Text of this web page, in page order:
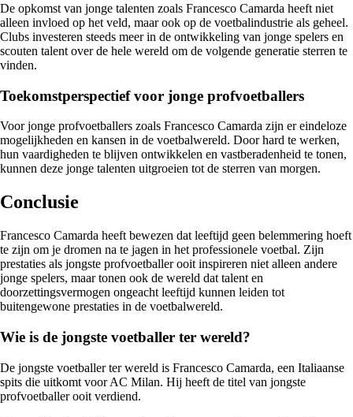
De opkomst van jonge talenten zoals Francesco Camarda heeft niet
alleen invloed op het veld, maar ook op de voetbalindustrie als geheel.
Clubs investeren steeds meer in de ontwikkeling van jonge spelers en
scouten talent over de hele wereld om de volgende generatie sterren te
vinden.
Toekomstperspectief voor jonge profvoetballers
Voor jonge profvoetballers zoals Francesco Camarda zijn er eindeloze
mogelijkheden en kansen in de voetbalwereld. Door hard te werken,
hun vaardigheden te blijven ontwikkelen en vastberadenheid te tonen,
kunnen deze jonge talenten uitgroeien tot de sterren van morgen.
Conclusie
Francesco Camarda heeft bewezen dat leeftijd geen belemmering hoeft
te zijn om je dromen na te jagen in het professionele voetbal. Zijn
prestaties als jongste profvoetballer ooit inspireren niet alleen andere
jonge spelers, maar tonen ook de wereld dat talent en
doorzettingsvermogen ongeacht leeftijd kunnen leiden tot
buitengewone prestaties in de voetbalwereld.
Wie is de jongste voetballer ter wereld?
De jongste voetballer ter wereld is Francesco Camarda, een Italiaanse
spits die uitkomt voor AC Milan. Hij heeft de titel van jongste
profvoetballer ooit verdiend.